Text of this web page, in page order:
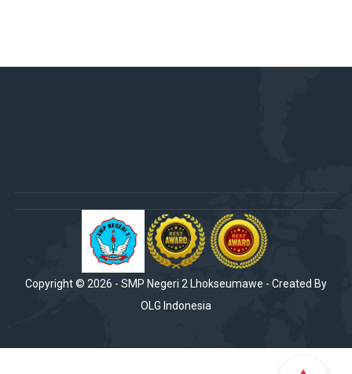
Copyright © 2026 - SMP Negeri 2 Lhokseumawe - Created By
OLG Indonesia